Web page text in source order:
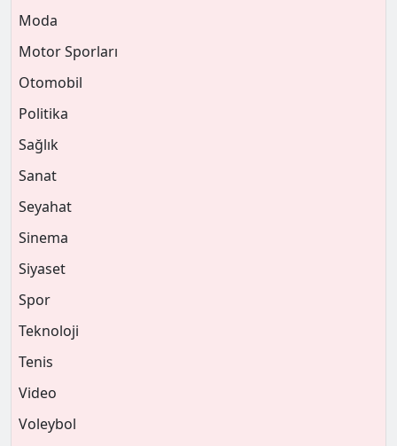
Moda
Motor Sporları
Otomobil
Politika
Sağlık
Sanat
Seyahat
Sinema
Siyaset
Spor
Teknoloji
Tenis
Video
Voleybol